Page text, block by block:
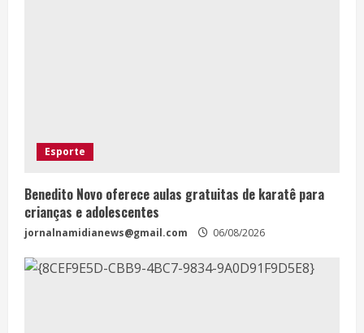
Esporte
Benedito Novo oferece aulas gratuitas de karatê para
crianças e adolescentes
jornalnamidianews@gmail.com 06/08/2026